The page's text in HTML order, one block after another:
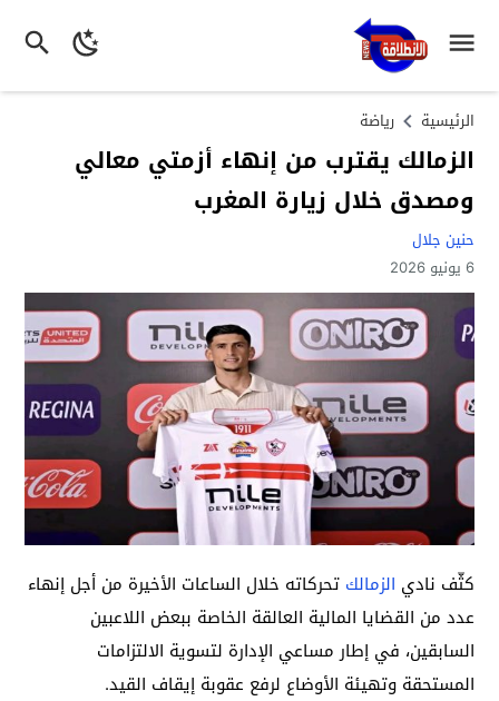
الرئيسية رياضة
الزمالك يقترب من إنهاء أزمتي معالي
ومصدق خلال زيارة المغرب
حنين جلال
6 يونيو 2026
كثّف نادي الزمالك تحركاته خلال الساعات الأخيرة من أجل إنهاء
عدد من القضايا المالية العالقة الخاصة ببعض اللاعبين
السابقين، في إطار مساعي الإدارة لتسوية الالتزامات
المستحقة وتهيئة الأوضاع لرفع عقوبة إيقاف القيد.